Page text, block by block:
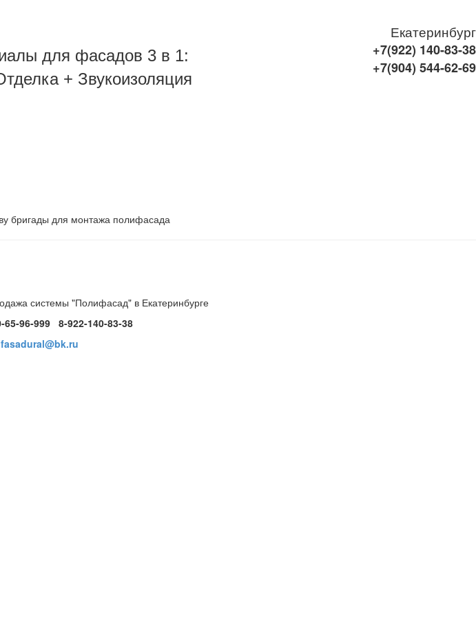
для фасадов 3 в 1:
+ Звукоизоляция
Екатеринбург
+7(922) 140-83-38
+7(904) 544-62-69
бригады для монтажа полифасада
системы "Полифасад" в Екатеринбурге
96-999 8-922-140-83-38